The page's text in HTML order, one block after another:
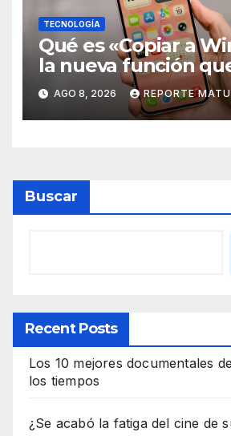
TECNOLOGÍA
Qué es «Copiar a
la nueva función
al iPhone solo para
AGO 8, 2026 REPORTE
Buscar
Recent Posts
Los 10 mejores documentales
los tiempos
¿Se acabó la fatiga del cine de